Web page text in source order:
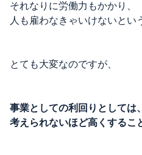
それなりに労働力もかかり、
人も雇わなきゃいけないとい
とても大変なのですが、
事業としての利回りとしては、
考えられないほど高くするこ